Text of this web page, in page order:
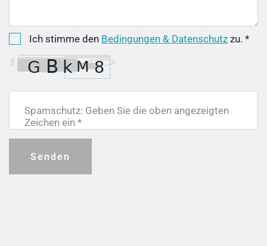
Ich stimme den Bedingungen & Datenschutz zu. *
Spamschutz: Geben Sie die oben angezeigten
Zeichen ein *
Senden